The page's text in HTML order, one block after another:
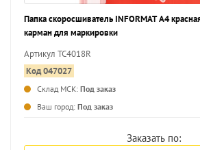
Папка скоросшиватель INFORMAT А4
карман для маркировки
Артикул TC4018R
Код 047027
Склад МСК: Под заказ
Ваш город: Под заказ
Заказать по: